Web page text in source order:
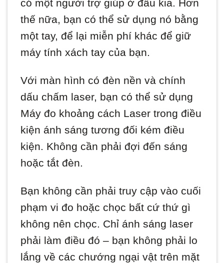
có một người trợ giúp ở đầu kia. Hơn
thế nữa, bạn có thể sử dụng nó bằng
một tay, để lại miễn phí khác để giữ
máy tính xách tay của bạn.
Với màn hình có đèn nền và chính
dấu chấm laser, bạn có thể sử dụng
Máy đo khoảng cách Laser trong điều
kiện ánh sáng tương đối kém điều
kiện. Không cần phải đợi đến sáng
hoặc tắt đèn.
Bạn không cần phải truy cập vào cuối
phạm vi đo hoặc chọc bất cứ thứ gì
không nên chọc. Chỉ ánh sáng laser
phải làm điều đó – bạn không phải lo
lắng về các chướng ngại vật trên mặt